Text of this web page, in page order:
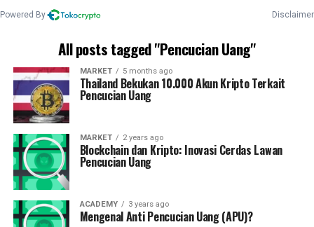
Powered By Disclaimer
All posts tagged "Pencucian Uang"
MARKET 5 months ago
Thailand Bekukan 10.000 Akun Kripto Terkait
Pencucian Uang
MARKET 2 years ago
Blockchain dan Kripto: Inovasi Cerdas Lawan
Pencucian Uang
ACADEMY 3 years ago
Mengenal Anti Pencucian Uang (APU)?